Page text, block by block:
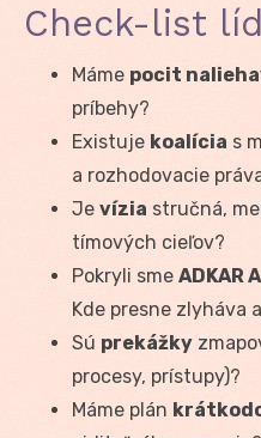
Check-list
Máme pocit
príbehy?
Existuje koalícia s
a rozhodovacie
Je vízia stručná,
tímových cieľov?
Pokryli sme ADKAR
Kde presne zlyháva
Sú prekážky
procesy, prístupy)?
Máme plán